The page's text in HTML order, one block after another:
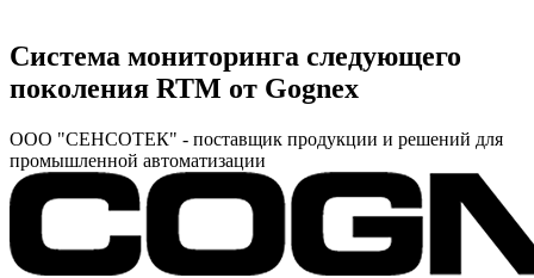
Система мониторинга следующего
поколения RTM от Gognex
ООО "СЕНСОТЕК" - поставщик продукции и решений для
промышленной автоматизации